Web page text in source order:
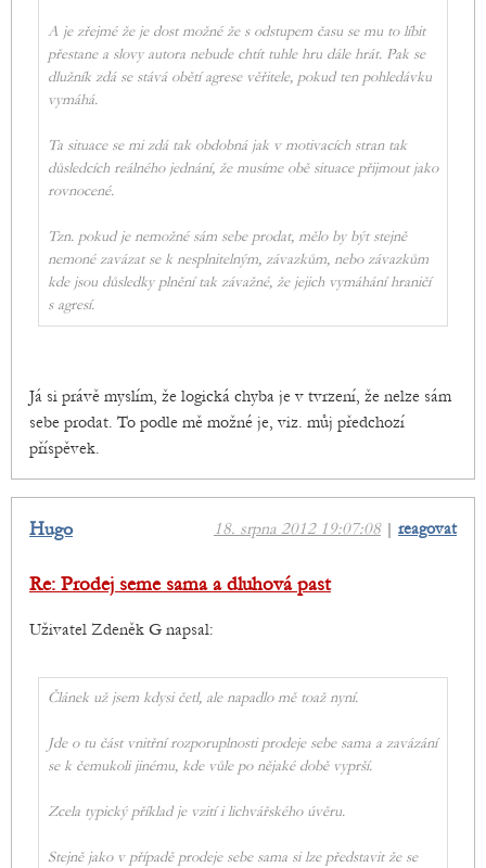
A je zřejmé že je dost možné že s odstupem času se mu to líbit
přestane a slovy autora nebude chtít tuhle hru dále hrát. Pak se
dlužník zdá se stává obětí agrese věřitele, pokud ten pohledávku
vymáhá.
Ta situace se mi zdá tak obdobná jak v motivacích stran tak
důsledcích reálného jednání, že musíme obě situace přijmout jako
rovnocené.
Tzn. pokud je nemožné sám sebe prodat, mělo by být stejně
nemoné zavázat se k nesplnitelným, závazkům, nebo závazkům
kde jsou důsledky plnění tak závažné, že jejich vymáhání hraničí
s agresí.
Já si právě myslím, že logická chyba je v tvrzení, že nelze sám
sebe prodat. To podle mě možné je, viz. můj předchozí
příspěvek.
18. srpna 2012 19:07:08| reagovat
Hugo
Re: Prodej seme sama a dluhová past
Uživatel Zdeněk G napsal:
Článek už jsem kdysi četl, ale napadlo mě toaž nyní.
Jde o tu část vnitřní rozporuplnosti prodeje sebe sama a zavázání
se k čemukoli jinému, kde vůle po nějaké době vyprší.
Zcela typický příklad je vzití i lichvářského úvěru.
Stejně jako v případě prodeje sebe sama si lze představit že se